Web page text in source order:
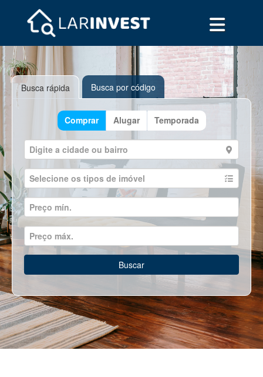
Busca rápida Busca por código
Comprar Alugar Temporada